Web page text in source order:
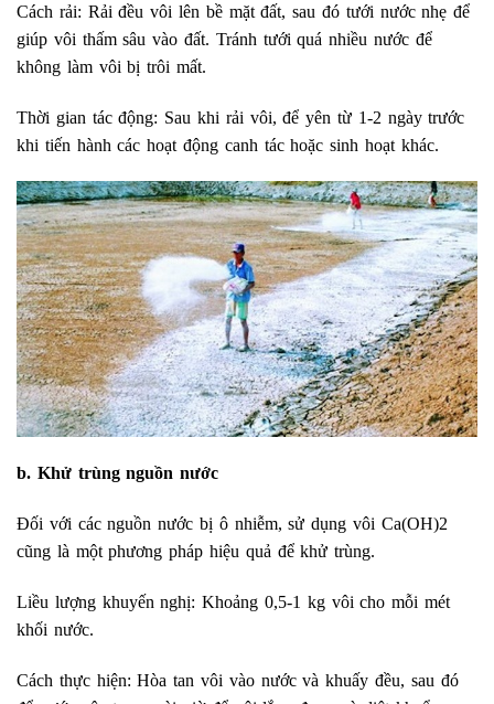
Cách rải: Rải đều vôi lên bề mặt đất, sau đó tưới nước nhẹ để
giúp vôi thấm sâu vào đất. Tránh tưới quá nhiều nước để
không làm vôi bị trôi mất.
Thời gian tác động: Sau khi rải vôi, để yên từ 1-2 ngày trước
khi tiến hành các hoạt động canh tác hoặc sinh hoạt khác.
b. Khử trùng nguồn nước
Đối với các nguồn nước bị ô nhiễm, sử dụng vôi Ca(OH)2
cũng là một phương pháp hiệu quả để khử trùng.
Liều lượng khuyến nghị: Khoảng 0,5-1 kg vôi cho mỗi mét
khối nước.
Cách thực hiện: Hòa tan vôi vào nước và khuấy đều, sau đó